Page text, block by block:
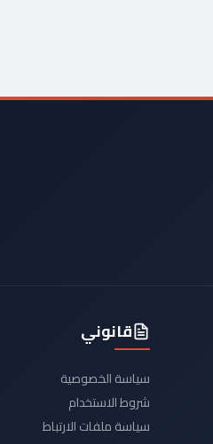
قانوني
سياسة الخصوصية
شروط الاستخدام
سياسة ملفات الارتباط